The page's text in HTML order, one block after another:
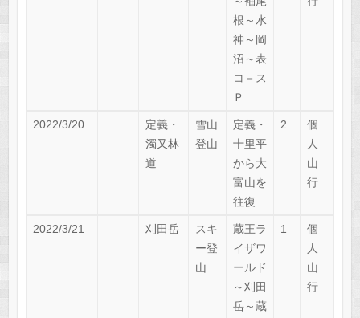
根～水
神～岡
沼～表
コ－ス
Ｐ
2022/3/20
定義・
濁又林
道
雪山
登山
定義・
十里平
から大
富山を
往復
2
個
人
山
行
2022/3/21 刈田岳
スキ
ー登
山
蔵王ラ
イザワ
ールド
～刈田
岳～蔵
1
個
人
山
行